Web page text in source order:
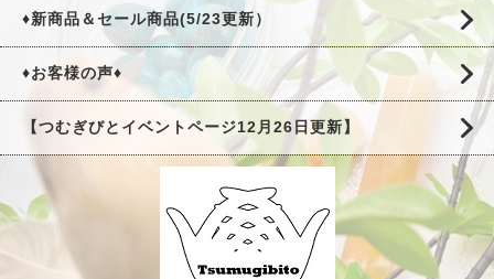
♦新商品＆セール商品(5/23更新）
♦お客様の声♦
【つむぎびとイベントページ12月26日更新】